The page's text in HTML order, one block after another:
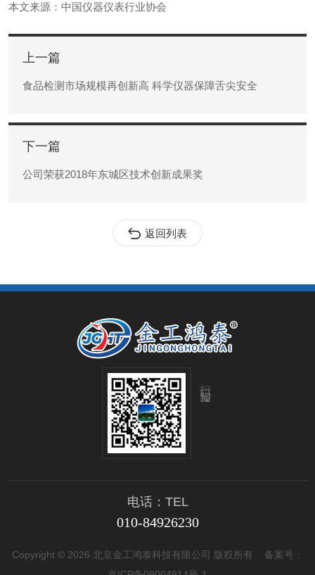
本文来源：中国仪器仪表行业协会
上一篇
食品检测市场规模再创新高 科学仪器保障舌尖安全
下一篇
公司荣获2018年东城区技术创新成果奖
返回列表
扫码加微信
电话：TEL
010-84926230
Copyright © 2026 北京金工鸿泰科技有限公司 版权所有 备案号：